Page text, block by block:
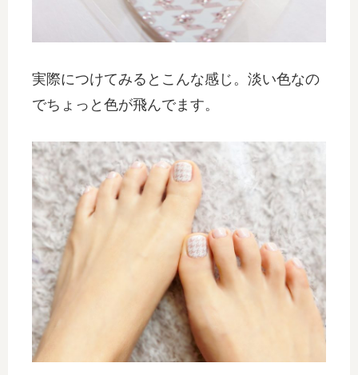
実際につけてみるとこんな感じ。淡い色なの
でちょっと色が飛んでます。